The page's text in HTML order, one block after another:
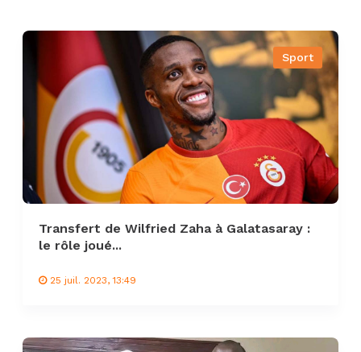
Sport
Transfert de Wilfried Zaha à Galatasaray :
le rôle joué...
25 juil. 2023, 13:49